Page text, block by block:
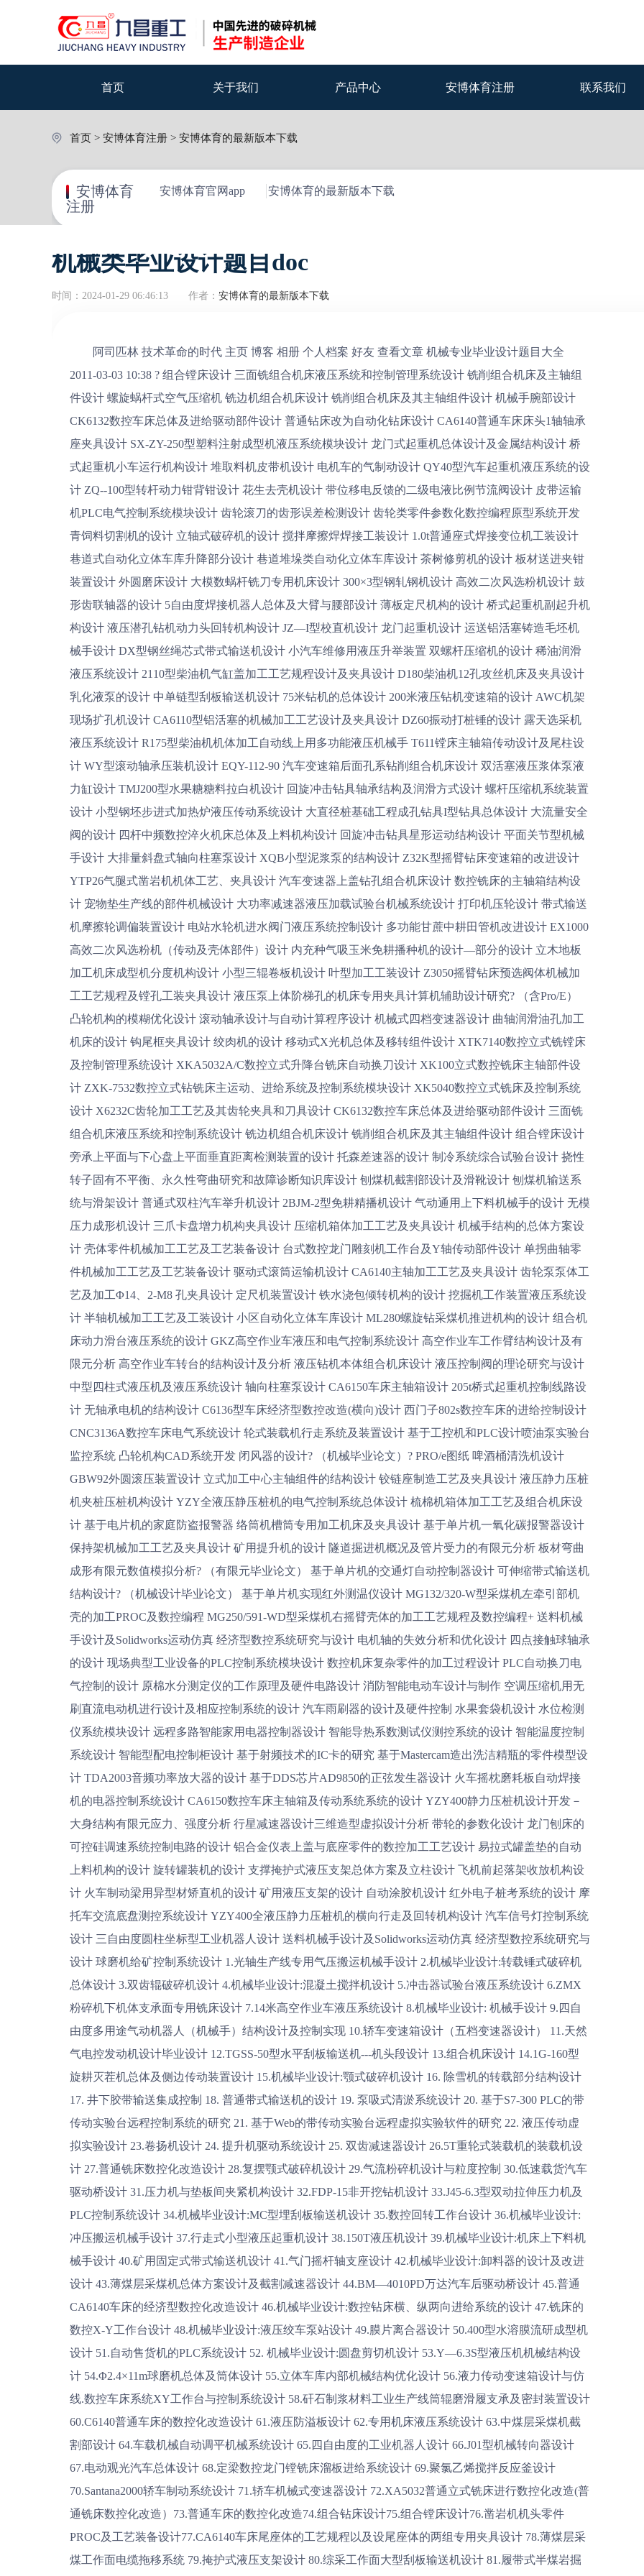
首页 关于我们 产品中心 安博体育注册 联系我们
首页 > 安博体育注册 > 安博体育的最新版本下载
安博体育
注册
安博体育官网app 安博体育的最新版本下载
机械类毕业设计题目doc
时间：2024-01-29 06:46:13 作者： 安博体育的最新版本下载
阿司匹林 技术革命的时代 主页 博客 相册 个人档案 好友 查看文章 机械专业毕业设计题目大全 2011-03-03 10:38 ? 组合镗床设计 三面铣组合机床液压系统和控制管理系统设计 铣削组合机床及主轴组件设计 螺旋蜗杆式空气压缩机 铣边机组合机床设计 铣削组合机床及其主轴组件设计 机械手腕部设计 CK6132数控车床总体及进给驱动部件设计 普通钻床改为自动化钻床设计 CA6140普通车床床头1轴轴承座夹具设计 SX-ZY-250型塑料注射成型机液压系统模块设计 龙门式起重机总体设计及金属结构设计 桥式起重机小车运行机构设计 堆取料机皮带机设计 电机车的气制动设计 QY40型汽车起重机液压系统的设计 ZQ--100型转杆动力钳背钳设计 花生去壳机设计 带位移电反馈的二级电液比例节流阀设计 皮带运输机PLC电气控制系统模块设计 齿轮滚刀的齿形误差检测设计 齿轮类零件参数化数控编程原型系统开发 青饲料切割机的设计 立轴式破碎机的设计 搅拌摩擦焊焊接工装设计 1.0t普通座式焊接变位机工装设计 巷道式自动化立体车库升降部分设计 巷道堆垛类自动化立体车库设计 茶树修剪机的设计 板材送进夹钳装置设计 外圆磨床设计 大模数蜗杆铣刀专用机床设计 300×3型钢轧钢机设计 高效二次风选粉机设计 鼓形齿联轴器的设计 5自由度焊接机器人总体及大臂与腰部设计 薄板定尺机构的设计 桥式起重机副起升机构设计 液压潜孔钻机动力头回转机构设计 JZ—I型校直机设计 龙门起重机设计 运送铝活塞铸造毛坯机械手设计 DX型钢丝绳芯式带式输送机设计 小汽车维修用液压升举装置 双螺杆压缩机的设计 稀油润滑液压系统设计 2110型柴油机气缸盖加工工艺规程设计及夹具设计 D180柴油机12孔攻丝机床及夹具设计 乳化液泵的设计 中单链型刮板输送机设计 75米钻机的总体设计 200米液压钻机变速箱的设计 AWC机架现场扩孔机设计 CA6110型铝活塞的机械加工工艺设计及夹具设计 DZ60振动打桩锤的设计 露天选采机液压系统设计 R175型柴油机机体加工自动线上用多功能液压机械手 T611镗床主轴箱传动设计及尾柱设计 WY型滚动轴承压装机设计 EQY-112-90 汽车变速箱后面孔系钻削组合机床设计 双活塞液压浆体泵液力缸设计 TMJ200型水果糖糖料拉白机设计 回旋冲击钻具轴承结构及润滑方式设计 螺杆压缩机系统装置设计 小型钢坯步进式加热炉液压传动系统设计 大直径桩基础工程成孔钻具I型钻具总体设计 大流量安全阀的设计 四杆中频数控淬火机床总体及上料机构设计 回旋冲击钻具星形运动结构设计 平面关节型机械手设计 大排量斜盘式轴向柱塞泵设计 XQB小型泥浆泵的结构设计 Z32K型摇臂钻床变速箱的改进设计 YTP26气腿式凿岩机机体工艺、夹具设计 汽车变速器上盖钻孔组合机床设计 数控铣床的主轴箱结构设计 宠物垫生产线的部件机械设计 大功率减速器液压加载试验台机械系统设计 打印机压轮设计 带式输送机摩擦轮调偏装置设计 电站水轮机进水阀门液压系统控制设计 多功能甘蔗中耕田管机改进设计 EX1000高效二次风选粉机（传动及壳体部件）设计 内充种气吸玉米免耕播种机的设计—部分的设计 立木地板加工机床成型机分度机构设计 小型三辊卷板机设计 叶型加工工装设计 Z3050摇臂钻床预选阀体机械加工工艺规程及镗孔工装夹具设计 液压泵上体阶梯孔的机床专用夹具计算机辅助设计研究? （含Pro/E） 凸轮机构的模糊优化设计 滚动轴承设计与自动计算程序设计 机械式四档变速器设计 曲轴润滑油孔加工机床的设计 钩尾框夹具设计 绞肉机的设计 移动式X光机总体及移转组件设计 XTK7140数控立式铣镗床及控制管理系统设计 XKA5032A/C数控立式升降台铣床自动换刀设计 XK100立式数控铣床主轴部件设计 ZXK-7532数控立式钻铣床主运动、进给系统及控制系统模块设计 XK5040数控立式铣床及控制系统设计 X6232C齿轮加工工艺及其齿轮夹具和刀具设计 CK6132数控车床总体及进给驱动部件设计 三面铣组合机床液压系统和控制系统设计 铣边机组合机床设计 铣削组合机床及其主轴组件设计 组合镗床设计 旁承上平面与下心盘上平面垂直距离检测装置的设计 托森差速器的设计 制冷系统综合试验台设计 挠性转子固有不平衡、永久性弯曲研究和故障诊断知识库设计 刨煤机截割部设计及滑靴设计 刨煤机输送系统与滑架设计 普通式双柱汽车举升机设计 2BJM-2型免耕精播机设计 气动通用上下料机械手的设计 无模压力成形机设计 三爪卡盘增力机构夹具设计 压缩机箱体加工工艺及夹具设计 机械手结构的总体方案设计 壳体零件机械加工工艺及工艺装备设计 台式数控龙门雕刻机工作台及Y轴传动部件设计 单拐曲轴零件机械加工工艺及工艺装备设计 驱动式滚筒运输机设计 CA6140主轴加工工艺及夹具设计 齿轮泵泵体工艺及加工Φ14、2-M8 孔夹具设计 定尺机装置设计 铁水浇包倾转机构的设计 挖掘机工作装置液压系统设计 半轴机械加工工艺及工装设计 小区自动化立体车库设计 ML280螺旋钻采煤机推进机构的设计 组合机床动力滑台液压系统的设计 GKZ高空作业车液压和电气控制系统设计 高空作业车工作臂结构设计及有限元分析 高空作业车转台的结构设计及分析 液压钻机本体组合机床设计 液压控制阀的理论研究与设计 中型四柱式液压机及液压系统设计 轴向柱塞泵设计 CA6150车床主轴箱设计 205t桥式起重机控制线路设计 无轴承电机的结构设计 C6136型车床经济型数控改造(横向)设计 西门子802s数控车床的进给控制设计 CNC3136A数控车床电气系统设计 轮式装载机行走系统及装置设计 基于工控机和PLC设计喷油泵实验台监控系统 凸轮机构CAD系统开发 闭风器的设计? （机械毕业论文）? PRO/e图纸 啤酒桶清洗机设计 GBW92外圆滚压装置设计 立式加工中心主轴组件的结构设计 铰链座制造工艺及夹具设计 液压静力压桩机夹桩压桩机构设计 YZY全液压静压桩机的电气控制系统总体设计 梳棉机箱体加工工艺及组合机床设计 基于电片机的家庭防盗报警器 络筒机槽筒专用加工机床及夹具设计 基于单片机一氧化碳报警器设计 保持架机械加工工艺及夹具设计 矿用提升机的设计 隧道掘进机概况及管片受力的有限元分析 板材弯曲成形有限元数值模拟分析? （有限元毕业论文） 基于单片机的交通灯自动控制器设计 可伸缩带式输送机结构设计? （机械设计毕业论文） 基于单片机实现红外测温仪设计 MG132/320-W型采煤机左牵引部机壳的加工PROC及数控编程 MG250/591-WD型采煤机右摇臂壳体的加工工艺规程及数控编程+ 送料机械手设计及Solidworks运动仿真 经济型数控系统研究与设计 电机轴的失效分析和优化设计 四点接触球轴承的设计 现场典型工业设备的PLC控制系统模块设计 数控机床复杂零件的加工过程设计 PLC自动换刀电气控制的设计 原棉水分测定仪的工作原理及硬件电路设计 消防智能电动车设计与制作 空调压缩机用无刷直流电动机进行设计及相应控制系统的设计 汽车雨刷器的设计及硬件控制 水果套袋机设计 水位检测仪系统模块设计 远程多路智能家用电器控制器设计 智能导热系数测试仪测控系统的设计 智能温度控制系统设计 智能型配电控制柜设计 基于射频技术的IC卡的研究 基于Mastercam造出洗洁精瓶的零件模型设计 TDA2003音频功率放大器的设计 基于DDS芯片AD9850的正弦发生器设计 火车摇枕磨耗板自动焊接机的电器控制系统设计 CA6150数控车床主轴箱及传动系统系统的设计 YZY400静力压桩机设计开发－大身结构有限元应力、强度分析 行星减速器设计三维造型虚拟设计分析 带轮的参数化设计 龙门刨床的可控硅调速系统控制电路的设计 铝合金仪表上盖与底座零件的数控加工工艺设计 易拉式罐盖垫的自动上料机构的设计 旋转罐装机的设计 支撑掩护式液压支架总体方案及立柱设计 飞机前起落架收放机构设计 火车制动梁用异型材矫直机的设计 矿用液压支架的设计 自动涂胶机设计 红外电子桩考系统的设计 摩托车交流底盘测控系统设计 YZY400全液压静力压桩机的横向行走及回转机构设计 汽车信号灯控制系统设计 三自由度圆柱坐标型工业机器人设计 送料机械手设计及Solidworks运动仿真 经济型数控系统研究与设计 球磨机给矿控制系统设计 1.光轴生产线专用气压搬运机械手设计 2.机械毕业设计:转载锤式破碎机总体设计 3.双齿辊破碎机设计 4.机械毕业设计:混凝土搅拌机设计 5.冲击器试验台液压系统设计 6.ZMX粉碎机下机体支承面专用铣床设计 7.14米高空作业车液压系统设计 8.机械毕业设计: 机械手设计 9.四自由度多用途气动机器人（机械手）结构设计及控制实现 10.轿车变速箱设计（五档变速器设计） 11.天然气电控发动机设计毕业设计 12.TGSS-50型水平刮板输送机---机头段设计 13.组合机床设计 14.1G-160型旋耕灭茬机总体及侧边传动装置设计 15.机械毕业设计:颚式破碎机设计 16. 除雪机的转载部分结构设计 17. 井下胶带输送集成控制 18. 普通带式输送机的设计 19. 泵吸式清淤系统设计 20. 基于S7-300 PLC的带传动实验台远程控制系统的研究 21. 基于Web的带传动实验台远程虚拟实验软件的研究 22. 液压传动虚拟实验设计 23.卷扬机设计 24. 提升机驱动系统设计 25. 双齿减速器设计 26.5T重轮式装载机的装载机设计 27.普通铣床数控化改造设计 28.复摆颚式破碎机设计 29.气流粉碎机设计与粒度控制 30.低速载货汽车驱动桥设计 31.压力机与垫板间夹紧机构设计 32.FDP-15非开挖钻机设计 33.J45-6.3型双动拉伸压力机及PLC控制系统设计 34.机械毕业设计:MC型埋刮板输送机设计 35.数控回转工作台设计 36.机械毕业设计:冲压搬运机械手设计 37.行走式小型液压起重机设计 38.150T液压机设计 39.机械毕业设计:机床上下料机械手设计 40.矿用固定式带式输送机设计 41.气门摇杆轴支座设计 42.机械毕业设计:卸料器的设计及改进设计 43.薄煤层采煤机总体方案设计及截割减速器设计 44.BM—4010PD万达汽车后驱动桥设计 45.普通CA6140车床的经济型数控化改造设计 46.机械毕业设计:数控钻床横、纵两向进给系统的设计 47.铣床的数控X-Y工作台设计 48.机械毕业设计:液压绞车泵站设计 49.膜片离合器设计 50.400型水溶膜流研成型机设计 51.自动售货机的PLC系统设计 52. 机械毕业设计:圆盘剪切机设计 53.Y—6.3S型液压机机械结构设计 54.Φ2.4×11m球磨机总体及筒体设计 55.立体车库内部机械结构优化设计 56.液力传动变速箱设计与仿线.数控车床系统XY工作台与控制系统设计 58.矸石制浆材料工业生产线筒辊磨滑履支承及密封装置设计 60.C6140普通车床的数控化改造设计 61.液压防溢板设计 62.专用机床液压系统设计 63.中煤层采煤机截割部设计 64.车载机械自动调平机械系统设计 65.四自由度的工业机器人设计 66.J01型机械转向器设计 67.电动观光汽车总体设计 68.定梁数控龙门镗铣床溜板进给系统设计 69.聚氯乙烯搅拌反应釜设计 70.Santana2000轿车制动系统设计 71.轿车机械式变速器设计 72.XA5032普通立式铣床进行数控化改造(普通铣床数控化改造） 73.普通车床的数控化改造 74.组合钻床设计 75.组合镗床设计 76.凿岩机机头零件PROC及工艺装备设计 77.CA6140车床尾座体的工艺规程以及设尾座体的两组专用夹具设计 78.薄煤层采煤工作面电缆拖移系统 79.掩护式液压支架设计 80.综采工作面大型刮板输送机设计 81.履带式半煤岩掘进机设计 82.放顶煤开采液压支架设计 83.矿车轮对装拆机设计 84.装煤机设计 85.矿车清车机 86.薄煤层采煤机牵引部设计 87.薄煤层采煤机截割部设计 88.矿山机械实验室设备管理系统的建立 89.瓦斯抽放液压钻机设计 90.机械毕业设计:pc-φ800×800锤式破碎机设计 91.双腔鄂式破碎机设计 92.液压式测力装置设计 93.卧式钢筋切断机设计 94.工业机械手模型基于PLC的控制管理系统软硬件设计 95.船舶辅助机械PLC控制管理系统设计 96.板料折弯机液压系统模块设计 97.柴油机P型喷油器设计 98.螺旋管状面筋机总体及坯片导出装置设计 99.数控多工位钻床设计 100.柴油机供油角度自动提前器的结构特点与制造工艺设计 ? 101.机械毕业设计:数控钻床横、纵两向进给系统的设计论文下载含cad图纸 102.机械毕业论文:经济型数控车床控制管理系统设计论文下载含cad图纸 103.自动售货机设计 104. 振动筛式花生收获机的设计 105.给料装置传动系统模块设计 106.工业机械手液压系统设计 107.离心通风器设计 108.R180柴油机曲轴工艺设计及夹具设计 109.矩形型材端面坡口铣削机设计 110.钢筋调直机的设计 111.DTⅡ胶带输送机设计 112.XK5025型数控立铣床自动换刀装置设计 113.机械毕业设计:靠模攻丝组合机床设计 114.机械毕业设计:搅拌器设计? 115.机械毕业设计:加工中心主传动系统（电主轴）设计? 116.CA6140普通车床的数控化改造设计? 117.机械毕业设计:DTII型固定式带式输送机设计 118.气门摇臂轴支座的机械加工工艺及夹具设计 119.离合器设计 119.汽车ABS防抱死制动系统设计 120.专用榫齿铣PLC电气控制管理系统设计? 121.随车提升机的设计 122.468Q发动机缸体双面卧式钻床总体设计及左主轴箱设计 123.PLC自动售货机设计 124.CA6140车床拨叉A加工工艺及夹具设计 125.CA6140车床拨叉C加工工艺及夹具设计 126.自来水厂流量、水压远程采集系统模块设计 127.汽车轮胎内压自动监测及便携式补气装置设计 128.离心通风器设计论文 129.阀堵工艺工装设计及CAD/CAM 130.32/5T桥式起重机起升机构设计 131.QAY50起重机设计 132.CA6410车床拨叉831002加工工艺和夹具设计 133.齿轮箱工艺钻2-φ20孔工装及专机设计 134.齿轮箱工艺钻孔工装及专机设计 135.送料机械手设计 136.U型管式换热器设计 137.CAK6150普通车床的数控化改造 138.斜胶胎2号成型机四连杆式后压滚设计 139.啤酒周转箱注射机液压系统模块设计 140.轻型液压浅孔钻机设计 141.中等压力润滑泵的设计 142.炼钢厂滑动水口液压系统模块设计 143.活塞工艺夹具设计 144.农业机械毕业设计:水力驱动带状喷灌系统模块设计 145.卧式加工中心自动换刀机械手设计 146.固定式智能水泥包装机设计 147.带式物料输送机设计 148.潜孔钻气动冲击器设计 149.液压绞车设计 150.驱动小车设计 151.机械毕业设计：起重梁设计 152.单轨吊液压驱动葫芦设计 153.单轨吊车液压泵站的设计 154.单轨吊承载小车的设计 155.轮式装载机工作装置设计 156.CA6140杠杆加工工艺及夹具设计 157.支承套零件的专用夹具设计 158.推动架加工工艺规程设计 159.铝线及CP送丝装置设计与典型零件数控加工 160.数控龙门铣床立铣头部件设计 161.输出轴工艺与工装设计 162.气门摇臂轴支座加工工艺及夹具设计 163.汽车空调器前缸盖数控加工工艺的制订及夹具设计 164.机械毕业设计:塑料瓶理瓶机设计 165.煤矿机械毕业设计:2×132/630-WD采煤机可调行走箱设计 166.矿山毕业设计:300吨每小时煤粉带式输送机设计 167.机械毕业设计:隔水管套内焊缝自动焊接装置设计 168.机械毕业设计:HSG螺纹式连接液压缸结构设计 169.毕业设计:HSG拉杆式液压缸结构设计 170.大专机械毕业设计:自动采油系统地面提升绞车设计 171.机械毕业设计:三坐标数控铣床设计 172.机械毕业设计:物料传输颜色分拣系统模块设计 173.毕业设计:4102机体主凸孔扩孔镗削加工夹具设计 174.机械毕业设计:缸阀体的工艺分析及夹具设计 175.机械毕业设计:凸轮轴零件PROC设计 176.机械毕业设计:ZFG6600/17/32H型放顶煤液压支架设计 177.机械毕业设计:绞盘机的减速机构设计 178.机械毕业设计:CA6140下部刀架的工艺工装的设计 179.大学机械毕业设计:机车凸轮轴工艺夹具设计 180.机械毕业设计:汽车后桥壳体工艺夹具设计 181.汽车毕业设计:奥迪A6自动变速器实验台电路设计 182.机械毕业设计:轻型货车变速器设计 183.机械毕业设计:三坐标数控铣床设计 184.机械毕业设计:ZFG6600/17/32H型放顶煤液压支架设计 185.本科机械毕业设计：CA6140开合螺母工艺工装设计 186.机械毕业设计:汽车后桥壳体工艺夹具设计 187.大学机械毕业设计:机车凸轮轴工艺夹具设计 188.机械毕业设计:CA6140下部刀架的工艺工装的设计 189.机械毕业设计:绞盘机的减速机构设计 190.机械毕业设计:汽车变速器壳体工艺夹具设计 191.机械毕业设计:CA6140方刀架工艺工装设计 192.机械毕业设计:离心式水果榨汁机的机械设计 193.机械毕业设计：铣床强力万能铣头设计 194.机械毕业设计:果蔬原料去皮机的设计 195.机械毕业设计:MG400-940采煤机摇臂减速箱设计 196.机械毕业设计:活塞机械加工PROC及粗镗销孔夹具设计 197.机械毕业设计:钢筋矫直切断机设计 198.机械毕业设计:机械式钢筋钢管多功能加工机设计 9.机械毕业设计:JTP-1.6×1.2矿用提升绞车主轴装置设计 200.机械毕业设计:间歇式环保包装件成型设备设计 201.煤矿机械毕业设计:大功率采煤机截割部的设计 202.机械毕业设计:300/50KN单主梁龙门式起重机设计 203.机械毕业设计:立式精锻机自动上料机械手大臂升降及回转机构设计 204.机械毕业设计:立式浮动悬辊磨零部件优化设计 205.机械毕业设计:智能机器狗结构设计 206.机械毕业设计:车削中心机械部分设计 207.机械毕业设计:圆锯床设计 208.机械毕业设计:1吨单层全自动罐笼门设计 209.机械毕业设计:NGW行星齿轮传动电动滚筒设计 210.机械毕业设计:数控激光切割机设计 211.机械毕业设计CTY8/6-PG 电机车的设计 212.机械毕业设计:链驱动双层升降横移式立体车库设计lective body contract supervision and inspection leading group workThe leading group for the supervision and inspection of collective contract is a special working committee of the staff and workers Congress, which is under the coordination of the trade union:First, in accordance with the relevant laws and regulations of the state, the drafting of the collective contract, signed, changed, and the lifting of the whole process and the implementation of the whole process of regular or indefinite supervision and inspection.Two, in the process of the contract and the performance of the problem in a timely manner to supervise and coordinate the proper handling of the relevant aspects of the contract to ensure that the effective performance..Three, every year for the implementation of collective contracts to workers Congress or the Congress on behalf of the delegation (Group) long will be reported.Four, the subordinate units of the collective contract to perform the right to conductShen Longbao look in the eyes, for a chance to kill him. Shen Longbao behind smart to keep gendarmes, picked up a brick reservoir in cotton vest, walked into a small alley corner, seeing four weeks nobody will step up and pulled out bricks Asahi on military police knocked down. Unsuspecting Japanese military police was flaccid paralysis. Shen Longbao picked the Japanese military police gun in cotton vest, leave staff and workers representativesThe representatives of the staff and workers from the unit or away from retirement, on behalf of automatically disqualified, on behalf of the delegation to the original vacancy shall be in accordance with the provisions of the election.Replace the fourteenth representatives of the staff and workersThere are the representatives of the employees, who have the right to change the unit:1, due to illegal law and discipline punishment;2, often without reason not to participate in the activities of the staff representatives of the staff and the organization of the work of the organization, a serious dereliction of duty;3, because of unpaid leave, sick leave and long-term, full-time study and so on, not to participate in the activities of the p